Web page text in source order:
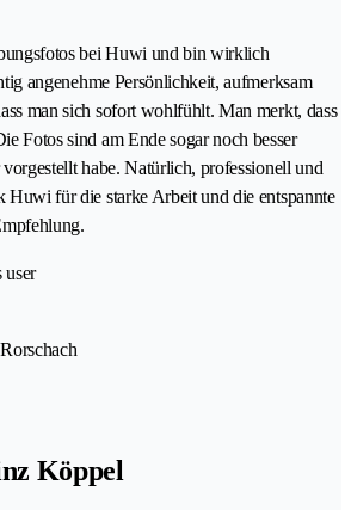
bei Huwi und bin wirklich
angenehme Persönlichkeit, aufmerksam
man sich sofort wohlfühlt. Man merkt, dass
Fotos sind am Ende sogar noch besser
habe. Natürlich, professionell und
Huwi für die starke Arbeit und die entspannte
user
Köppel